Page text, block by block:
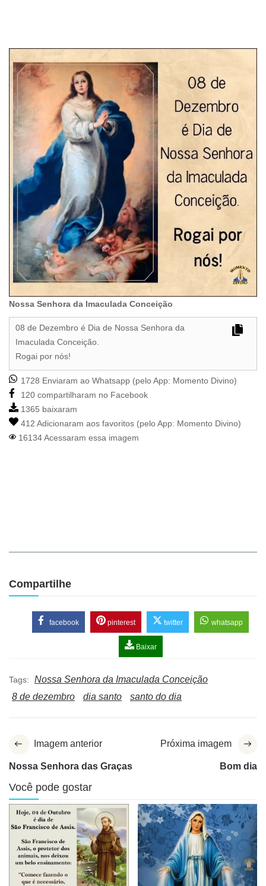
Nossa Senhora da Imaculada Conceição
08 de Dezembro é Dia de Nossa Senhora da
Imaculada Conceição.
Rogai por nós!
1728 Enviaram ao Whatsapp (pelo App: Momento Divino)
120 compartilharam no Facebook
1365 baixaram
412 Adicionaram aos favoritos (pelo App: Momento Divino)
16134 Acessaram essa imagem
Compartilhe
facebook pinterest twitter whatsapp
Baixar
Tags:
Nossa Senhora da Imaculada Conceição
8 de dezembro
dia santo santo do dia
Imagem anterior
Nossa Senhora das Graças
Próxima imagem
Bom dia
Você pode gostar